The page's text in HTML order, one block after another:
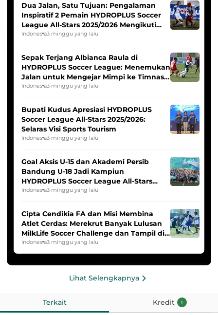
Dua Jalan, Satu Tujuan: Pengalaman
Inspiratif 2 Pemain HYDROPLUS Soccer
League All-Stars 2025/2026 Mengikuti
Seleksi Timnas Indonesia Putri
Indonesia3 minggu yang lalu
Sepak Terjang Albianca Raula di
HYDROPLUS Soccer League: Menemukan
Jalan untuk Mengejar Mimpi ke Timnas
Indonesia Putri
Indonesia3 minggu yang lalu
Bupati Kudus Apresiasi HYDROPLUS
Soccer League All-Stars 2025/2026:
Selaras Visi Sports Tourism
Indonesia3 minggu yang lalu
Goal Aksis U-15 dan Akademi Persib
Bandung U-18 Jadi Kampiun
HYDROPLUS Soccer League All-Stars
2025/2026
Indonesia3 minggu yang lalu
Cipta Cendikia FA dan Misi Membina
Atlet Cerdas: Merekrut Banyak Lulusan
MilkLife Soccer Challenge dan Tampil di
HYDROPLUS Soccer League
Indonesia3 minggu yang lalu
Lihat Selengkapnya
Terkait Kredit 1